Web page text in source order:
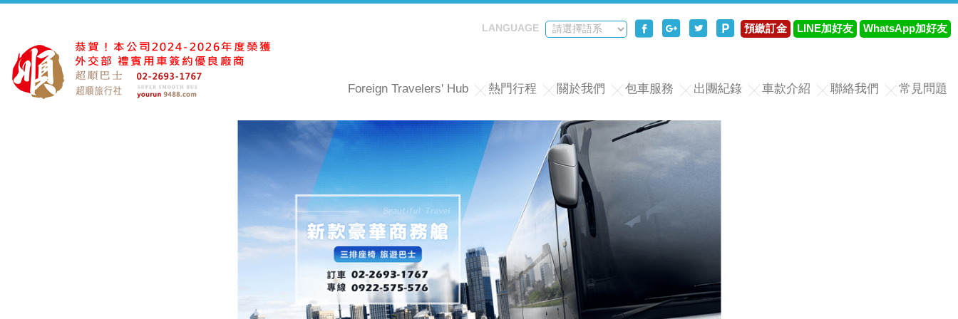
Foreign Travelers' Hub 熱門行程 關於我們 包車服務 出團紀錄 車款介紹 聯絡我們 常見問題
LANGUAGE 分享至Facebook
分享至Google+
分享至Twitter
分享至Plurk
預繳訂金 LINE加好友 WhatsApp加好友